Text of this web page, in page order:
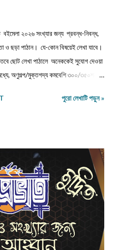
২০২৬ সংখ্যার জন্য প্রবন্ধ-নিবন্ধ,
ও ছড়া পাঠান। যে-কোন বিষয়েই লেখা যাবে।
ছোট লেখা পাঠালে অনেককেই সুযোগ দেওয়া
অণুগল্প/মুক্তগদ্য কমবেশি ৩০০/৩৫০শব্দে,
হবে। মনোনয়নের সুবিধার্থে একাধিক
সাবজেক্ট লাইনে লিখবেন 'মুদ্রিত নবপ্রভাত
দিকে বিশেষ নজর দেবেন। ৩) যতিচিহ্নের
চিহ্ন (যেমন @ # ...
পুরো লেখাটি পড়ুন »